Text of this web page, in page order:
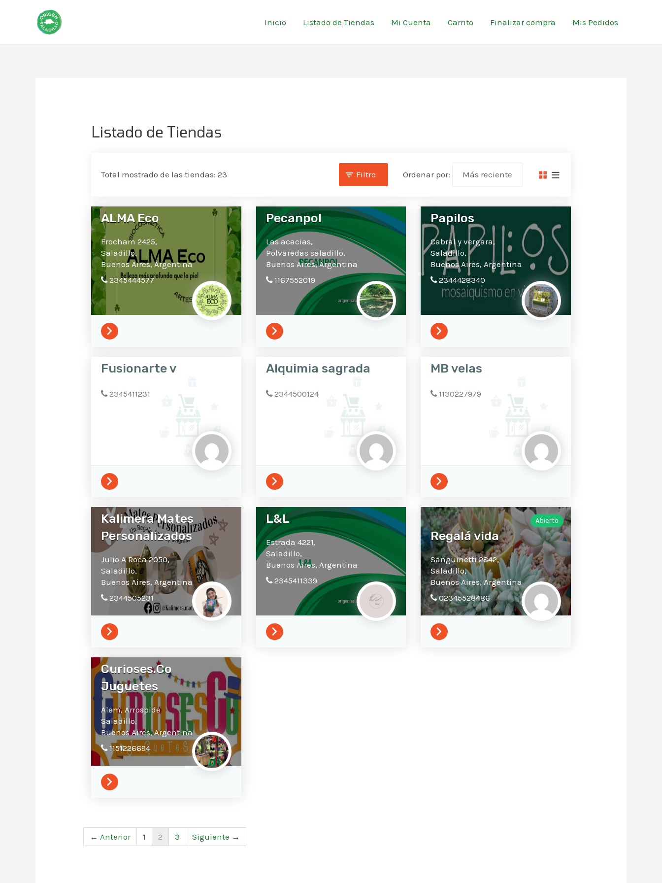
Inicio Listado de Tiendas Mi Cuenta Carrito Finalizar compra Mis Pedidos
Listado de Tiendas
Total mostrado de las tiendas: 23 Filtro Ordenar por:
ALMA Eco
Frocham 2425,
Saladillo,
Buenos Aires, Argentina
2345444577
Pecanpol
Las acacias,
Polvaredas saladillo,
Buenos Aires,Argentina
1167552019
Papilos
Cabral y vergara,
Saladillo,
Buenos Aires, Argentina
2344428340
Fusionarte v
2345411231
Alquimia sagrada
2344500124
MB velas
1130227979
Kalimera Mates
Personalizados
Julio A Roca 2050,
Saladillo,
Buenos Aires, Argentina
2344505231
L&L
Estrada 4221,
Saladillo,
Buenos Aires, Argentina
2345411339
Abierto
Regalá vida
Sanguinetti 2842,
Saladillo,
Buenos Aires,Argentina
02345528486
Curioses.Co
Juguetes
Alem, Arrospide
Saladillo,
Buenos Aires,Argentina
1151226694
← Anterior 1 2 3 Siguiente →